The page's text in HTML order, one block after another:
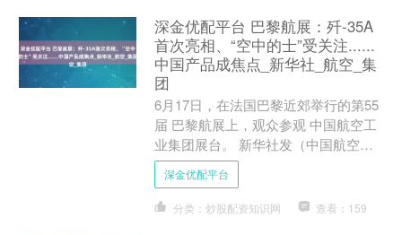
深金优配平台 巴黎航展：歼-35A
首次亮相、“空中的士”受关注......
中国产品成焦点_新华社_航空_集
团
6月17日，在法国巴黎近郊举行的第55
届 巴黎航展上，观众参观 中国航空工
业集团展台。 新华社发（中国航空工
业集团供图） 新华社巴黎6月20日电
综述｜中企新技....
深金优配平台
分类：炒股配资知识网 查看：159